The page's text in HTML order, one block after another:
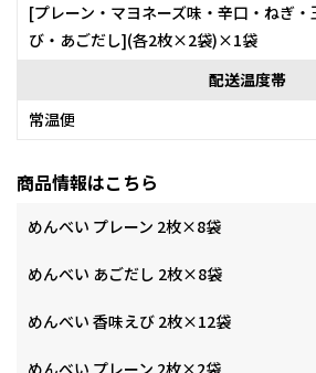
[プレーン・マヨネーズ味・辛口・ねぎ
び・あごだし](各2枚×2袋)×1袋
配送温度帯
常温便
商品情報はこちら
めんべい プレーン 2枚×8袋
めんべい あごだし 2枚×8袋
めんべい 香味えび 2枚×12袋